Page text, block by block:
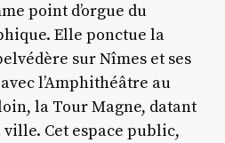
point d’orgue du
Elle ponctue la
sur Nîmes et ses
l’Amphithéâtre au
la Tour Magne, datant
Cet espace public,